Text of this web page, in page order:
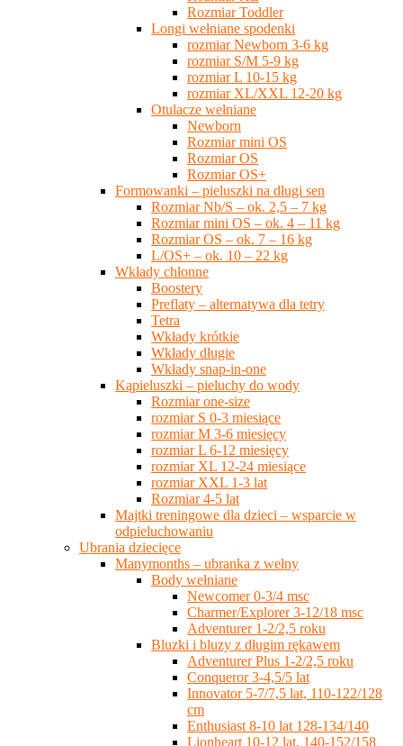
Rozmiar Toddler
Longi wełniane spodenki
rozmiar Newborn 3-6 kg
rozmiar S/M 5-9 kg
rozmiar L 10-15 kg
rozmiar XL/XXL 12-20 kg
Otulacze wełniane
Newborn
Rozmiar mini OS
Rozmiar OS
Rozmiar OS+
Formowanki – pieluszki na długi sen
Rozmiar Nb/S – ok. 2,5 – 7 kg
Rozmiar mini OS – ok. 4 – 11 kg
Rozmiar OS – ok. 7 – 16 kg
L/OS+ – ok. 10 – 22 kg
Wkłady chłonne
Boostery
Preflaty – alternatywa dla tetry
Tetra
Wkłady krótkie
Wkłady długie
Wkłady snap-in-one
Kąpieluszki – pieluchy do wody
Rozmiar one-size
rozmiar S 0-3 miesiące
rozmiar M 3-6 miesięcy
rozmiar L 6-12 miesięcy
rozmiar XL 12-24 miesiące
rozmiar XXL 1-3 lat
Rozmiar 4-5 lat
Majtki treningowe dla dzieci – wsparcie w
odpieluchowaniu
Ubrania dziecięce
Manymonths – ubranka z wełny
Body wełniane
Newcomer 0-3/4 msc
Charmer/Explorer 3-12/18 msc
Adventurer 1-2/2,5 roku
Bluzki i bluzy z długim rękawem
Adventurer Plus 1-2/2,5 roku
Conqueror 3-4,5/5 lat
Innovator 5-7/7,5 lat, 110-122/128
cm
Enthusiast 8-10 lat 128-134/140
Lionheart 10-12 lat, 140-152/158